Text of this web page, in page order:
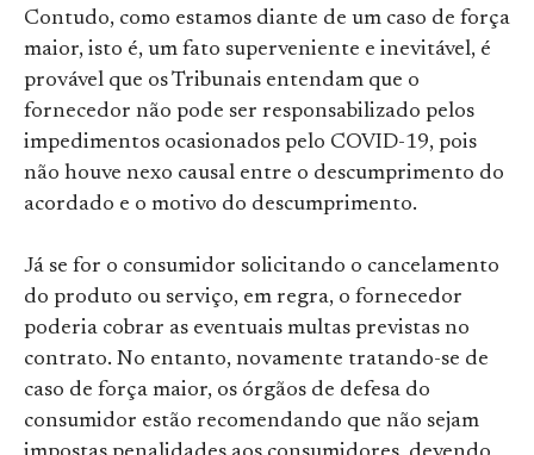
Contudo, como estamos diante de um caso de força
maior, isto é, um fato superveniente e inevitável, é
provável que os Tribunais entendam que o
fornecedor não pode ser responsabilizado pelos
impedimentos ocasionados pelo COVID-19, pois
não houve nexo causal entre o descumprimento do
acordado e o motivo do descumprimento.
Já se for o consumidor solicitando o cancelamento
do produto ou serviço, em regra, o fornecedor
poderia cobrar as eventuais multas previstas no
contrato. No entanto, novamente tratando-se de
caso de força maior, os órgãos de defesa do
consumidor estão recomendando que não sejam